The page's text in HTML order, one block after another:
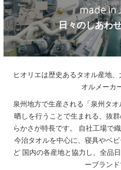
日々のしあわ
ヒオリエは歴史あるタオル産地
オルメーカ
泉州地方で生産される「泉州タオ
晒しを行うことで生まれる、抜
らかさが特長です。
自社工場で
今治タオルを中心に、寝具やベ
ど 国内の各産地と協力し、全品
ーブランド